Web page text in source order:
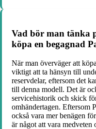
Vad bör man tänka
köpa en begagnad
När man överväger att
viktigt att ta hänsyn till
reservdelar, eftersom det
till denna modell. Det är
servicehistorik och skick
omhändertagen. Eftersom
också vara mer benägen
är något att vara medveten